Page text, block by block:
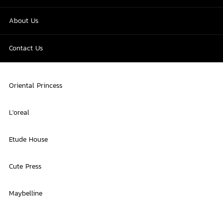
About Us
Contact Us
Oriental Princess
L'oreal
Etude House
Cute Press
Maybelline